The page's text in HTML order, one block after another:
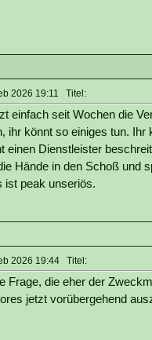
2026 19:11 Titel:
einfach seit Wochen die
ihr könnt so einiges tun.
einen Dienstleister
Hände in den Schoß und
ist peak unseriös.
2026 19:44 Titel:
Frage, die eher der
jetzt vorübergehend